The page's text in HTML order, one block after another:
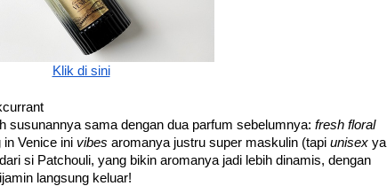
Klik di sini
susunannya sama dengan dua parfum sebelumnya: fresh floral
Venice ini vibes aromanya justru super maskulin (tapi unisex ya
si Patchouli, yang bikin aromanya jadi lebih dinamis, dengan
langsung keluar!